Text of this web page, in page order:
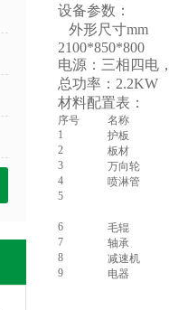
设备参数：
外形尺寸mm
2100*850*800
电源：三相四电
总功率：2.2KW
材料配置表：
序号
名称
1
护板
2
板材
3
万向轮
4
喷淋管
5
6
毛辊
7
轴承
8
减速机
9
电器